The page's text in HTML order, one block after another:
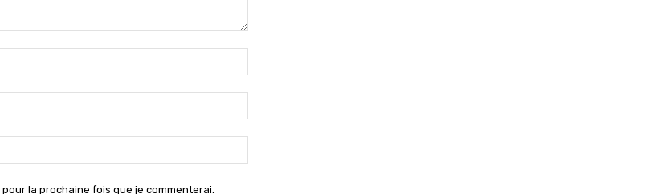
:*
:*
:
la prochaine fois que je commenterai.